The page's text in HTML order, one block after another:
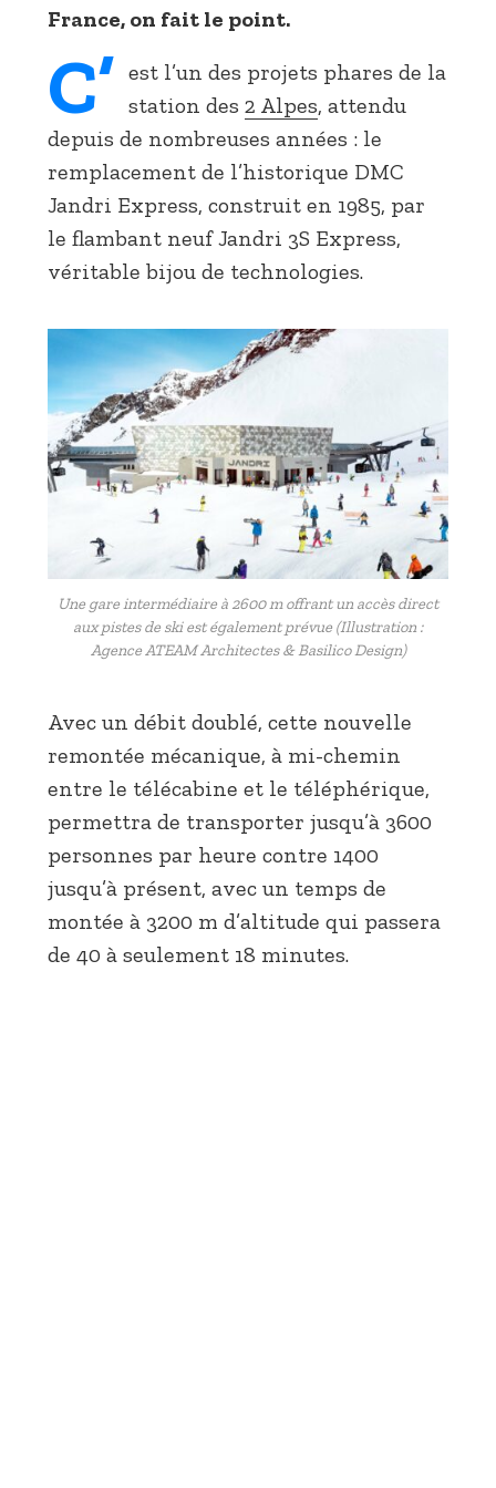
France, on fait le point.
C’ est l’un des projets phares de la
station des 2 Alpes, attendu
depuis de nombreuses années : le
remplacement de l’historique DMC
Jandri Express, construit en 1985, par
le flambant neuf Jandri 3S Express,
véritable bijou de technologies.
Une gare intermédiaire à 2600 m offrant un accès direct
aux pistes de ski est également prévue (Illustration :
Agence ATEAM Architectes & Basilico Design)
Avec un débit doublé, cette nouvelle
remontée mécanique, à mi-chemin
entre le télécabine et le téléphérique,
permettra de transporter jusqu’à 3600
personnes par heure contre 1400
jusqu’à présent, avec un temps de
montée à 3200 m d’altitude qui passera
de 40 à seulement 18 minutes.